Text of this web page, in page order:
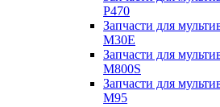
P470
Запчасти для
M30E
Запчасти для
M800S
Запчасти для
M95